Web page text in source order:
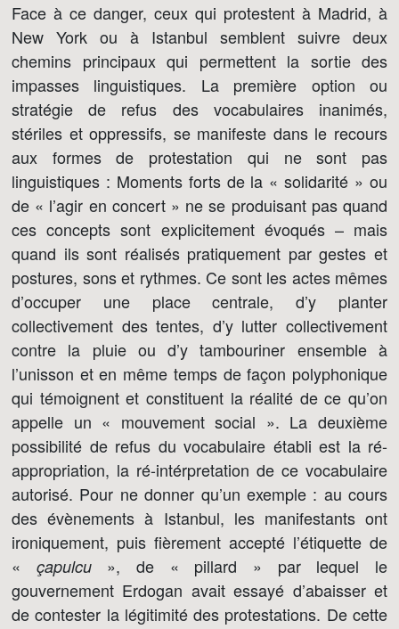
Face à ce danger, ceux qui protestent à Madrid, à
New York ou à Istanbul semblent suivre deux
chemins principaux qui permettent la sortie des
impasses linguistiques. La première option ou
stratégie de refus des vocabulaires inanimés,
stériles et oppressifs, se manifeste dans le recours
aux formes de protestation qui ne sont pas
linguistiques : Moments forts de la « solidarité » ou
de « l’agir en concert » ne se produisant pas quand
ces concepts sont explicitement évoqués – mais
quand ils sont réalisés pratiquement par gestes et
postures, sons et rythmes. Ce sont les actes mêmes
d’occuper une place centrale, d’y planter
collectivement des tentes, d’y lutter collectivement
contre la pluie ou d’y tambouriner ensemble à
l’unisson et en même temps de façon polyphonique
qui témoignent et constituent la réalité de ce qu’on
appelle un « mouvement social ». La deuxième
possibilité de refus du vocabulaire établi est la ré-
appropriation, la ré-intérpretation de ce vocabulaire
autorisé. Pour ne donner qu’un exemple : au cours
des évènements à Istanbul, les manifestants ont
ironiquement, puis fièrement accepté l’étiquette de
« çapulcu», de « pillard » par lequel le
gouvernement Erdogan avait essayé d’abaisser et
de contester la légitimité des protestations. De cette